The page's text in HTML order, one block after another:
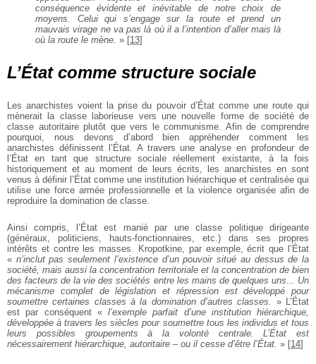
conséquence évidente et inévitable de notre choix de
moyens. Celui qui s’engage sur la route et prend un
mauvais virage ne va pas là où il a l’intention d’aller mais là
où la route le mène. » [13]
L’État comme structure sociale
Les anarchistes voient la prise du pouvoir d’État comme une route qui
mènerait la classe laborieuse vers une nouvelle forme de société de
classe autoritaire plutôt que vers le communisme. Afin de comprendre
pourquoi, nous devons d’abord bien appréhender comment les
anarchistes définissent l’État. A travers une analyse en profondeur de
l’État en tant que structure sociale réellement existante, à la fois
historiquement et au moment de leurs écrits, les anarchistes en sont
venus à définir l’État comme une institution hiérarchique et centralisée qui
utilise une force armée professionnelle et la violence organisée afin de
reproduire la domination de classe.
Ainsi compris, l’État est manié par une classe politique dirigeante
(généraux, politiciens, hauts-fonctionnaires, etc.) dans ses propres
intérêts et contre les masses. Kropotkine, par exemple, écrit que l’État
« n’inclut pas seulement l’existence d’un pouvoir situé au dessus de la
société, mais aussi la concentration territoriale et la concentration de bien
des facteurs de la vie des sociétés entre les mains de quelques uns... Un
mécanisme complet de législation et répression est développé pour
soumettre certaines classes à la domination d’autres classes.
» L’État
est par conséquent « l’exemple parfait d’une institution hiérarchique,
développée à travers les siècles pour soumettre tous les individus et tous
leurs possibles groupements à la volonté centrale. L’État est
nécessairement hiérarchique, autoritaire – ou il cesse d’être l’État. » [14]